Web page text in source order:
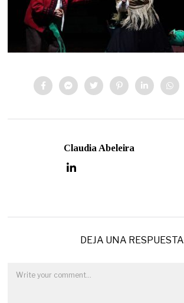
Claudia Abeleira
DEJA UNA RESPUESTA